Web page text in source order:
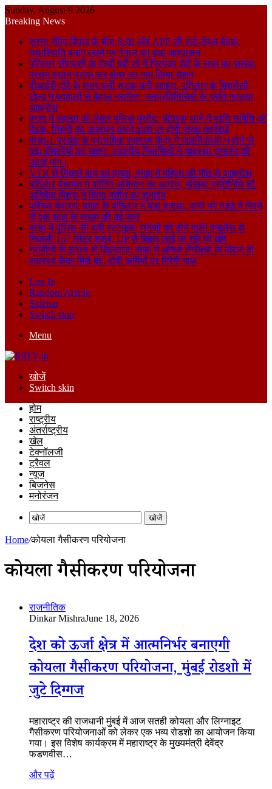
Sunday, August 9 2026
Breaking News
सुस्ता सीमा विवाद के बीच SSB और APF की हाई-लेवल बैठक,
यथास्थिति बनाए रखने पर नेपाल का बड़ा आश्वासन
पतिलार सीएचसी के हेल्दी बेबी शो में प्रियंका देवी के लाल का जलवा,
प्रथम स्थान प्राप्त कर क्षेत्र का नाम किया रोशन
वीआईपी दौरे के समय बनी सड़क बनी आफत, पतिलार के मिश्रौली
टोला में बदहाली से बेहाल ग्रामीण, जनप्रतिनिधियों के प्रति गहराया
आक्रोश
बगहा में चहलूम को लेकर पुलिस मुस्तैद: चौतरवा थाने में शांति समिति की
बैठक, नियमों का उल्लंघन करने वालों पर होगी सख्त कार्रवाई
बगहा-1 प्रखंड के प्राथमिक स्वास्थ्य केंद्र में जलनिकासी न होने से
बढ़ा बीमारियों का खतरा, स्थानीय निवासियों ने व्यवस्था सुधारने की
उठाई मांग।
VTR से निकले बाघ का हमला, बगहा में महिला की मौत से आक्रोश
पतिलार पंचायत में फॉगिंग अभियान का आगाज, मुखिया प्रतिनिधि डॉ.
अभिषेक मिश्रा ने किया मशीन का शुभारंभ
पश्चिम चंपारण: बगहा के पतिलार में बड़ा हादसा, पानी भरे गड्ढे में गिरने
से एक साल के मासूम की गई जान
बगहा में पुलिस की बड़ी स्ट्राइक: मरीजों को ढोने वाली एम्बुलेंस से
निकली 157 लीटर शराब, UP से बिहार लाई जा रही थी खेप
ग्रामीणों के इलाज से खिलवाड़: बगहा में औचक निरीक्षण के दौरान दो
स्वास्थ्य केंद्र मिले बंद, दोषी कर्मियों पर गिरेगी गाज
Log In
Random Article
Sidebar
Switch skin
Menu
खोजें
Switch skin
होम
राष्ट्रीय
अंतर्राष्ट्रीय
खेल
टेक्नॉलजी
ट्रैवल
न्यूज
बिजनेस
मनोरंजन
खोजें
Home/कोयला गैसीकरण परियोजना
कोयला गैसीकरण परियोजना
राजनीतिक
Dinkar MishraJune 18, 2026
देश को ऊर्जा क्षेत्र में आत्मनिर्भर बनाएगी
कोयला गैसीकरण परियोजना, मुंबई रोडशो में
जुटे दिग्गज
महाराष्ट्र की राजधानी मुंबई में आज सतही कोयला और लिग्नाइट
गैसीकरण परियोजनाओं को लेकर एक भव्य रोडशो का आयोजन किया
गया। इस विशेष कार्यक्रम में महाराष्ट्र के मुख्यमंत्री देवेंद्र
फडणवीस…
और पढ़ें